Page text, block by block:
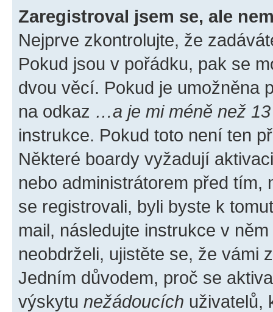
Zaregistroval jsem se, ale
Nejprve zkontrolujte, že
Pokud jsou v pořádku, pak se
dvou věcí. Pokud je umožněna
na odkaz …a je mi méně než
instrukce. Pokud toto není ten
Některé boardy vyžadují
nebo administrátorem před tím,
se registrovali, byli byste k
mail, následujte instrukce v
neobdrželi, ujistěte se, že vámi
Jedním důvodem, proč se
výskytu nežádoucích uživatelů,